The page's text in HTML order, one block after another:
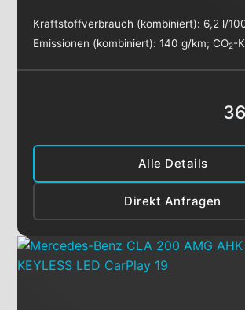
Kraftstoffverbrauch (kombiniert): 6,2 l/
Emissionen (kombiniert):140 g/km;CO2-
Alle Details
Direkt Anfragen